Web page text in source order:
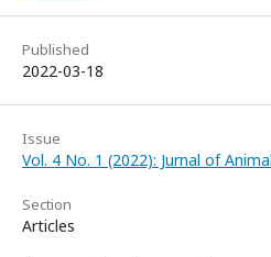
Published
2022-03-18
Issue
Vol. 4 No. 1 (2022): Jurnal of
Section
Articles